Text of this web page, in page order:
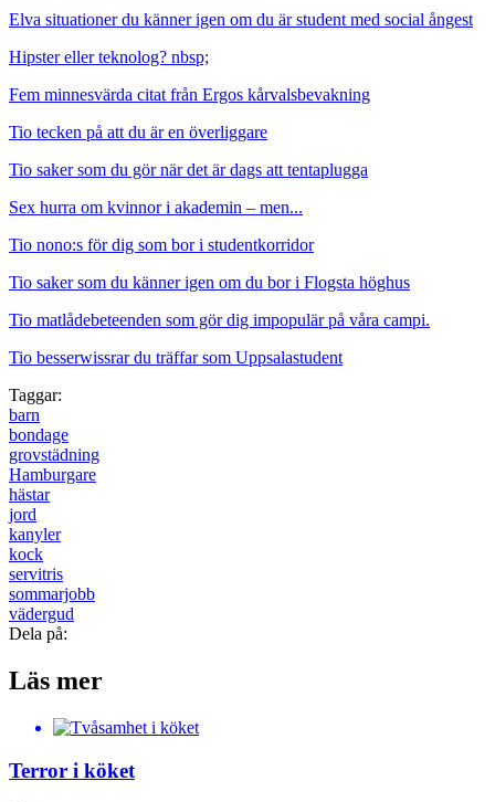
Elva situationer du känner igen om du är student med social ångest
Hipster eller teknolog? nbsp;
Fem minnesvärda citat från Ergos kårvalsbevakning
Tio tecken på att du är en överliggare
Tio saker som du gör när det är dags att tentaplugga
Sex hurra om kvinnor i akademin – men...
Tio nono:s för dig som bor i studentkorridor
Tio saker som du känner igen om du bor i Flogsta höghus
Tio matlådebeteenden som gör dig impopulär på våra campi.
Tio besserwissrar du träffar som Uppsalastudent
Taggar:
barn
bondage
grovstädning
Hamburgare
hästar
jord
kanyler
kock
servitris
sommarjobb
vädergud
Dela på:
Läs mer
Terror i köket